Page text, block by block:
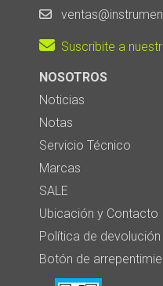
Suscribite a
NOSOTROS
Noticias
Notas
Servicio Técnico
Marcas
SALE
Ubicación y Contacto
Política de devolución
Botón de